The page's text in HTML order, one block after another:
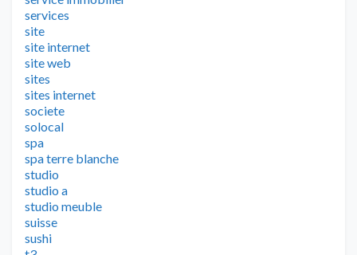
services
site
site internet
site web
sites
sites internet
societe
solocal
spa
spa terre blanche
studio
studio a
studio meuble
suisse
sushi